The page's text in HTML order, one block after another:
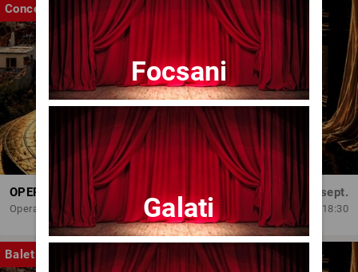
Concert
OPERA BRAȘOV ESTIVAL – SEARĂ DE OPERĂ – CONCERT EXTRAORDINAR
Opera Brasov
Sâm, 5 sept.
18:30
Balet
Focsani
Galati